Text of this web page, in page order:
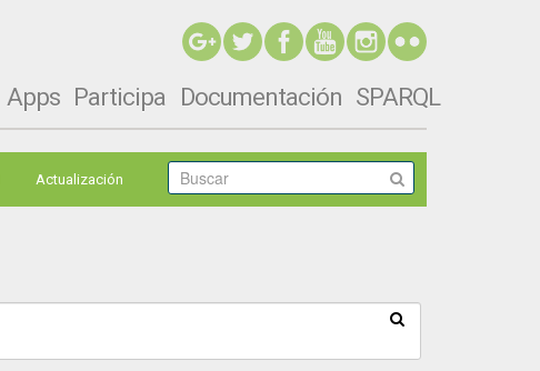
Apps Participa Documentación SPARQL
Actualización